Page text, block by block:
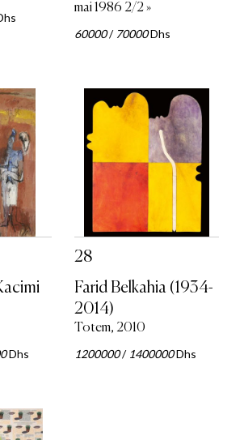
mai 1986 2/2 »
60000/ 70000Dhs
Dhs
28
Farid Belkahia (1934-
2014)
Totem, 2010
1200000/ 1400000Dhs